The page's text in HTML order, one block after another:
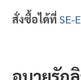
สั่งซื้อได้ที่ SE-
อุบายรัก